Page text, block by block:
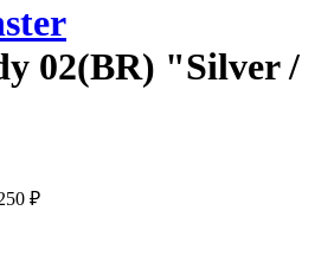
02(BR) "Silver /
₽